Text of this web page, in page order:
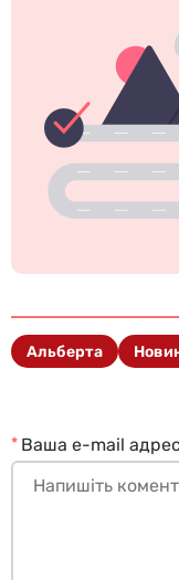
Альберта
Ваша e-mail
*